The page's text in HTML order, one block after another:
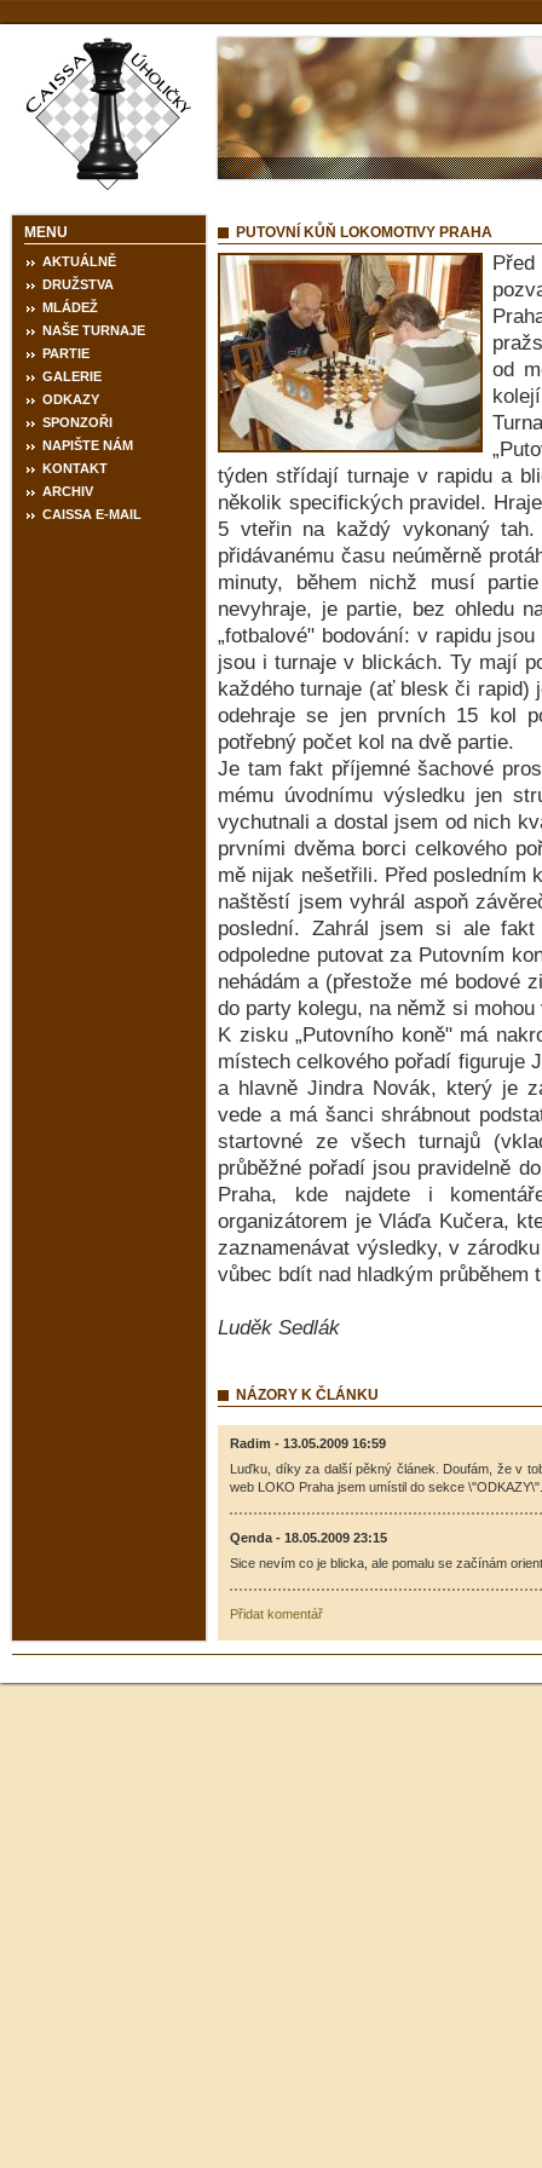
MENU
AKTUÁLNĚ
DRUŽSTVA
MLÁDEŽ
NAŠE TURNAJE
PARTIE
GALERIE
ODKAZY
SPONZOŘI
NAPIŠTE NÁM
KONTAKT
ARCHIV
CAISSA E-MAIL
PUTOVNÍ KŮŇ LOKOMOTIVY PRAHA
od
týden střídají turnaje v rapidu a
několik specifických pravidel.
5 vteřin na každý vykonaný
přidávanému času neúměrně
minuty, během nichž musí
nevyhraje, je partie, bez ohledu
„fotbalové" bodování: v rapidu
jsou i turnaje v blickách. Ty mají
každého turnaje (ať blesk či
odehraje se jen prvních 15 kol
potřebný počet kol na dvě partie.
Je tam fakt příjemné šachové
mému úvodnímu výsledku jen
vychutnali a dostal jsem od nich
prvními dvěma borci celkového
mě nijak nešetřili. Před posledním
naštěstí jsem vyhrál aspoň
poslední. Zahrál jsem si ale
odpoledne putovat za Putovním
nehádám a (přestože mé bodové
do party kolegu, na němž si
K zisku „Putovního koně" má
místech celkového pořadí figuruje
a hlavně Jindra Novák, který je
vede a má šanci shrábnout
startovné ze všech turnajů
průběžné pořadí jsou pravidelně
Praha, kde najdete i
organizátorem je Vláďa Kučera,
zaznamenávat výsledky, v
vůbec bdít nad hladkým průběhem
Luděk Sedlák
NÁZORY K ČLÁNKU
Radim - 13.05.2009 16:59
Luďku, díky za další pěkný článek. Doufám, že v
web LOKO Praha jsem umístil do sekce \"ODKAZY\".
Qenda - 18.05.2009 23:15
Sice nevím co je blicka, ale pomalu se začínám
Přidat komentář